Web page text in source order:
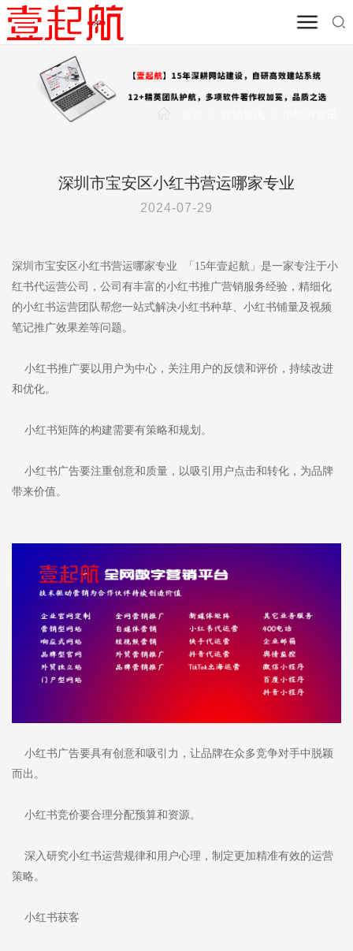
深圳市宝安区小红书营运哪家专业
2024-07-29
深圳市宝安区小红书营运哪家专业 「15年壹起航」是一家专注于小
红书代运营公司，公司有丰富的小红书推广营销服务经验，精细化
的小红书运营团队帮您一站式解决小红书种草、小红书铺量及视频
笔记推广效果差等问题。
小红书推广要以用户为中心，关注用户的反馈和评价，持续改进
和优化。
小红书矩阵的构建需要有策略和规划。
小红书广告要注重创意和质量，以吸引用户点击和转化，为品牌
带来价值。
小红书广告要具有创意和吸引力，让品牌在众多竞争对手中脱颖
而出。
小红书竞价要合理分配预算和资源。
深入研究小红书运营规律和用户心理，制定更加精准有效的运营
策略。
小红书获客